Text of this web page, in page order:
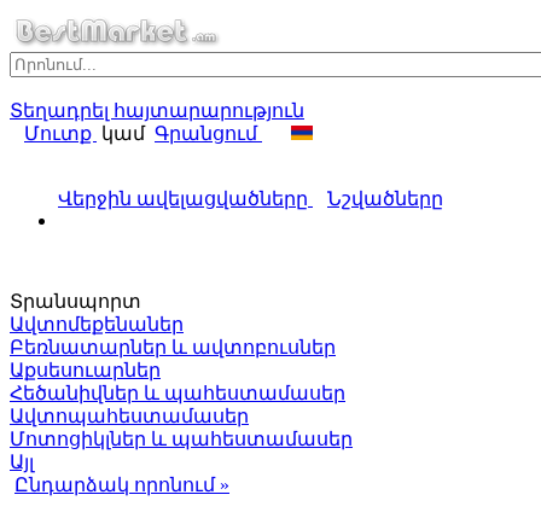
Տեղադրել հայտարարություն
Մուտք կամ Գրանցում
Վերջին ավելացվածները Նշվածները
Տրանսպորտ
Ավտոմեքենաներ
Բեռնատարներ և ավտոբուսներ
Աքսեսուարներ
Հեծանիվներ և պահեստամասեր
Ավտոպահեստամասեր
Մոտոցիկլներ և պահեստամասեր
Այլ
Ընդարձակ որոնում »